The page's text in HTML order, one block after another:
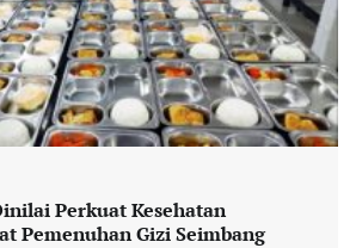
Perkuat Kesehatan
Pemenuhan Gizi Seimbang